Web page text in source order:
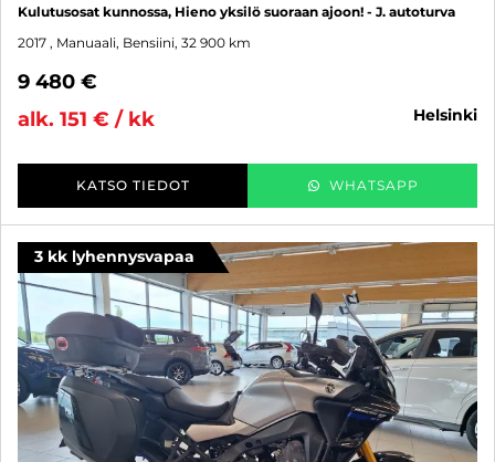
Kulutusosat kunnossa, Hieno yksilö suoraan ajoon! - J. autoturva
2017 , Manuaali, Bensiini, 32 900 km
9 480 €
alk. 151 € / kk
helsinki
KATSO TIEDOT WHATSAPP
3 kk lyhennysvapaa